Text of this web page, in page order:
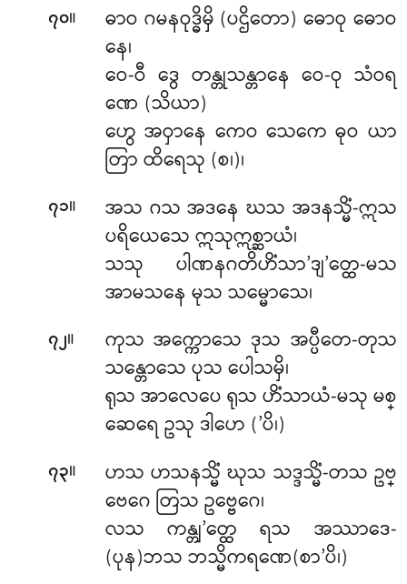
၇၀။
ဓာဝ ဂမနဝုဒ္ဓိမှိ (ပဌိတော) ဓောဝု ဓောဝ
နေ၊
ဝေ-ဝီ ဒွေ တန္တုသန္တာနေ ဝေ-ဝု သံဝရ
ဏေ (သိယာ)
ဟွေ အဝှာနေ ကေဝ သေကေ ဓုဝ ယာ
တြာ ထိရေသု (စ၊)၊
၇၁။
အသ ဂသ အဒနေ ဃသ အဒနသ္မိံ-ဣသ
ပရိယေသေ ဣသုဣစ္ဆာယံ၊
သသု ပါဏနဂတိဟိံသာ’ဒျ’တ္ထေ-မသ
အာမသနေ မုသ သမ္မောသေ၊
၇၂။
ကုသ အက္ကောသေ ဒုသ အပ္ပီတေ-တုသ
သန္တောသေ ပုသ ပေါသမှိ၊
ရုသ အာလေပေ ရုသ ဟိံသာယံ-မသု မစ္
ဆေရေ ဥသု ဒါဟေ (’ပိ၊)
၇၃။
ဟသ ဟသနသ္မိံ ဃုသ သဒ္ဒသ္မိံ-တသ ဥဗ္
ဗေဂေ တြသ ဥဗ္ဗေဂေ၊
လသ ကန္တျ’တ္ထေ ရသ အဿာဒေ-
(ပုန)ဘသ ဘသ္မိကရဏေ(စာ’ပိ၊)